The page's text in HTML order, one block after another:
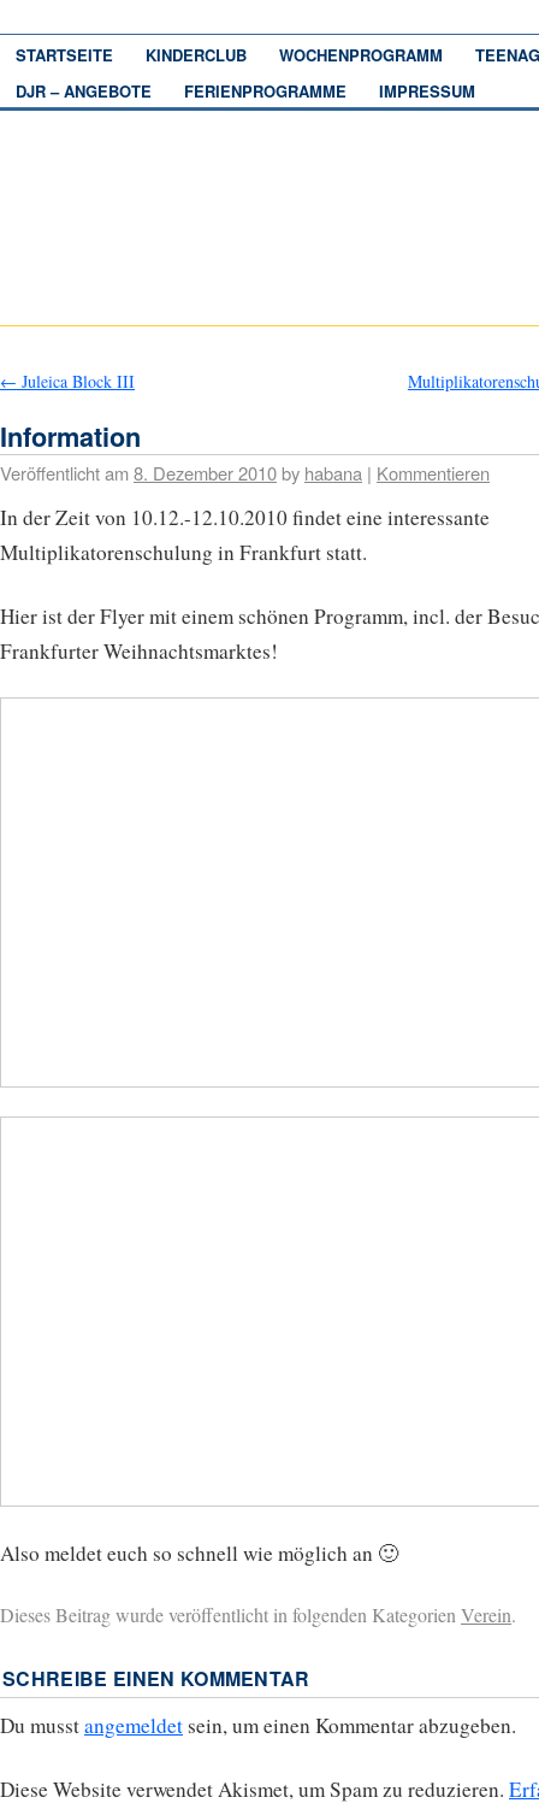
STARTSEITE KINDERCLUB WOCHENPROGRAMM
DJR – ANGEBOTE
FERIENPROGRAMME IMPRESSUM
← Juleica Block III
Information
Veröffentlicht am8. Dezember 2010by habana | Kommentieren
In der Zeit von 10.12.-12.10.2010 findet eine interessante
Multiplikatorenschulung in Frankfurt statt.
Hier ist der Flyer mit einem schönen Programm, incl. der
Frankfurter Weihnachtsmarktes!
Also meldet euch so schnell wie möglich an 🙂
Dieses Beitrag wurde veröffentlicht in folgenden KategorienVerein.
SCHREIBE EINEN KOMMENTAR
Du musstangemeldet sein, um einen Kommentar abzugeben.
Diese Website verwendet Akismet, um Spam zu reduzieren.